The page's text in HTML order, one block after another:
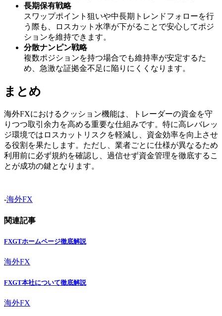
長期保有戦略
スワップポイント狙いや中長期トレンドフォローを行
う際も、ロスカット水準が下がることで安心してポジ
ションを維持できます。
分散ナンピン戦略
複数ポジションを持つ場合でも維持率が安定するた
め、急激な証拠金不足に陥りにくくなります。
まとめ
海外FXにおけるクッション機能は、トレーダーの資金を守
りつつ取引余力を高める重要な仕組みです。特に高レバレッ
ジ環境ではロスカットリスクを軽減し、資金効率を向上させ
る役割を果たします。ただし、業者ごとに仕様が異なるため
利用前に必ず規約を確認し、過信せず資金管理を徹底するこ
とが成功の鍵となります。
-海外FX
関連記事
FXGTホームページ徹底解説
海外FX
FXGT本社について徹底解説
海外FX